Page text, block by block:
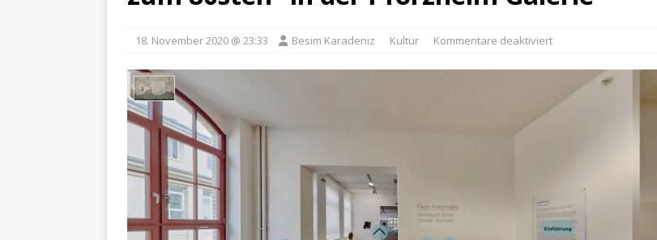
18. November 2020 @ 23:33 Besim Karadeniz Kultur Kommentare deaktiviert